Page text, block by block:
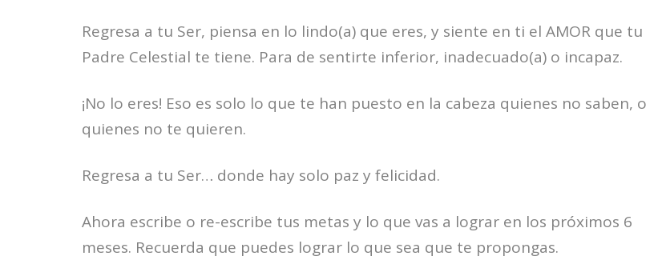
Regresa a tu Ser, piensa en lo lindo(a) que eres, y siente en ti el AMOR que tu
Padre Celestial te tiene. Para de sentirte inferior, inadecuado(a) o incapaz.
¡No lo eres! Eso es solo lo que te han puesto en la cabeza quienes no saben, o
quienes no te quieren.
Regresa a tu Ser… donde hay solo paz y felicidad.
Ahora escribe o re-escribe tus metas y lo que vas a lograr en los próximos 6
meses. Recuerda que puedes lograr lo que sea que te propongas.